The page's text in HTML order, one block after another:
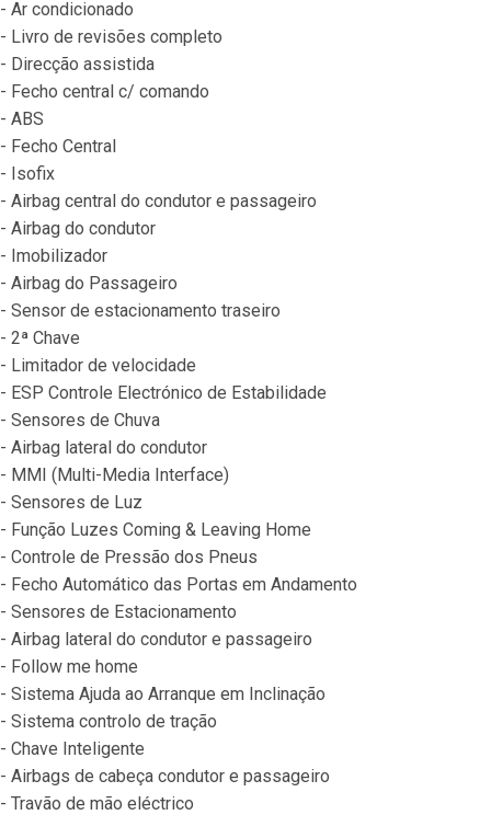
- Ar condicionado
- Livro de revisões completo
- Direcção assistida
- Fecho central c/ comando
- ABS
- Fecho Central
- Isofix
- Airbag central do condutor e passageiro
- Airbag do condutor
- Imobilizador
- Airbag do Passageiro
- Sensor de estacionamento traseiro
- 2ª Chave
- Limitador de velocidade
- ESP Controle Electrónico de Estabilidade
- Sensores de Chuva
- Airbag lateral do condutor
- MMI (Multi-Media Interface)
- Sensores de Luz
- Função Luzes Coming & Leaving Home
- Controle de Pressão dos Pneus
- Fecho Automático das Portas em Andamento
- Sensores de Estacionamento
- Airbag lateral do condutor e passageiro
- Follow me home
- Sistema Ajuda ao Arranque em Inclinação
- Sistema controlo de tração
- Chave Inteligente
- Airbags de cabeça condutor e passageiro
- Travão de mão eléctrico